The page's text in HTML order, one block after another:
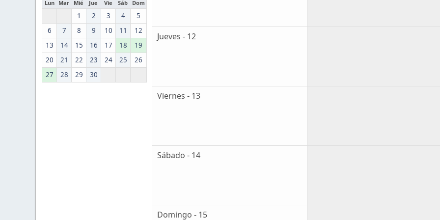
Lun Mar Mié Jue Vie Sáb Dom
1 2 3 4
5
6
7 8 9 10 11
12
13
14 15 16 17 18
19
20
21 22 23 24 25
26
27
28 29 30
Jueves - 12
Viernes - 13
Sábado - 14
Domingo - 15